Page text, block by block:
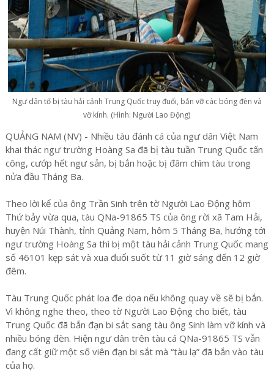
Ngư dân tố bị tàu hải cảnh Trung Quốc truy đuổi, bắn vỡ các bóng đèn và
vỡ kính. (Hình: Người Lao Động)
QUẢNG NAM (NV) - Nhiều tàu đánh cá của ngư dân Việt Nam
khai thác ngư trường Hoàng Sa đã bị tàu tuần Trung Quốc tấn
công, cướp hết ngư sản, bị bắn hoặc bị đâm chìm tàu trong
nửa đầu Tháng Ba.
Theo lời kể của ông Trần Sinh trên tờ Người Lao Động hôm
Thứ bảy vừa qua, tàu QNa-91865 TS của ông rời xã Tam Hải,
huyện Núi Thành, tỉnh Quảng Nam, hôm 5 Tháng Ba, hướng tới
ngư trường Hoàng Sa thì bị một tàu hải cảnh Trung Quốc mang
số 46101 kẹp sát và xua đuổi suốt từ 11 giờ sáng đến 12 giờ
đêm.
Tàu Trung Quốc phát loa đe dọa nếu không quay về sẽ bị bắn.
Vì không nghe theo, theo tờ Người Lao Động cho biết, tàu
Trung Quốc đã bắn đạn bi sắt sang tàu ông Sinh làm vỡ kính và
nhiều bóng đèn. Hiện ngư dân trên tàu cá QNa-91865 TS vẫn
đang cất giữ một số viên đạn bi sắt mà “tàu lạ” đã bắn vào tàu
của họ.